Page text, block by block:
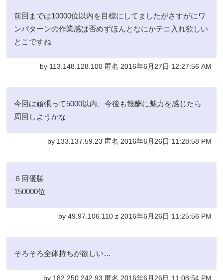
前回までは10000位以内を目標にしてましたがさすがにワ
ンパターンの作業感は否めずほんとなにかテコ入れ欲しい
とこですね
by 113.148.128.100 匿名 2016年6月27日 12:27:56 AM
今回は頑張って5000以内、今後も報酬に魅力を感じたら
周回しようかな
by 133.137.59.23 匿名 2016年6月26日 11:28:58 PM
６回優勝
150000位
by 49.97.106.110 z 2016年6月26日 11:25:56 PM
そろそろ全体持ちが欲しい…
by 182.250.242.93 匿名 2016年6月26日 11:08:54 PM